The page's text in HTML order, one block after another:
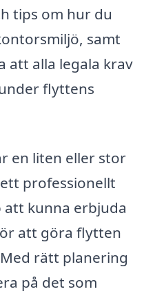
tips om hur du
samt
att alla legala krav
flyttens
en liten eller stor
professionellt
kunna erbjuda
att göra flytten
rätt planering
på det som